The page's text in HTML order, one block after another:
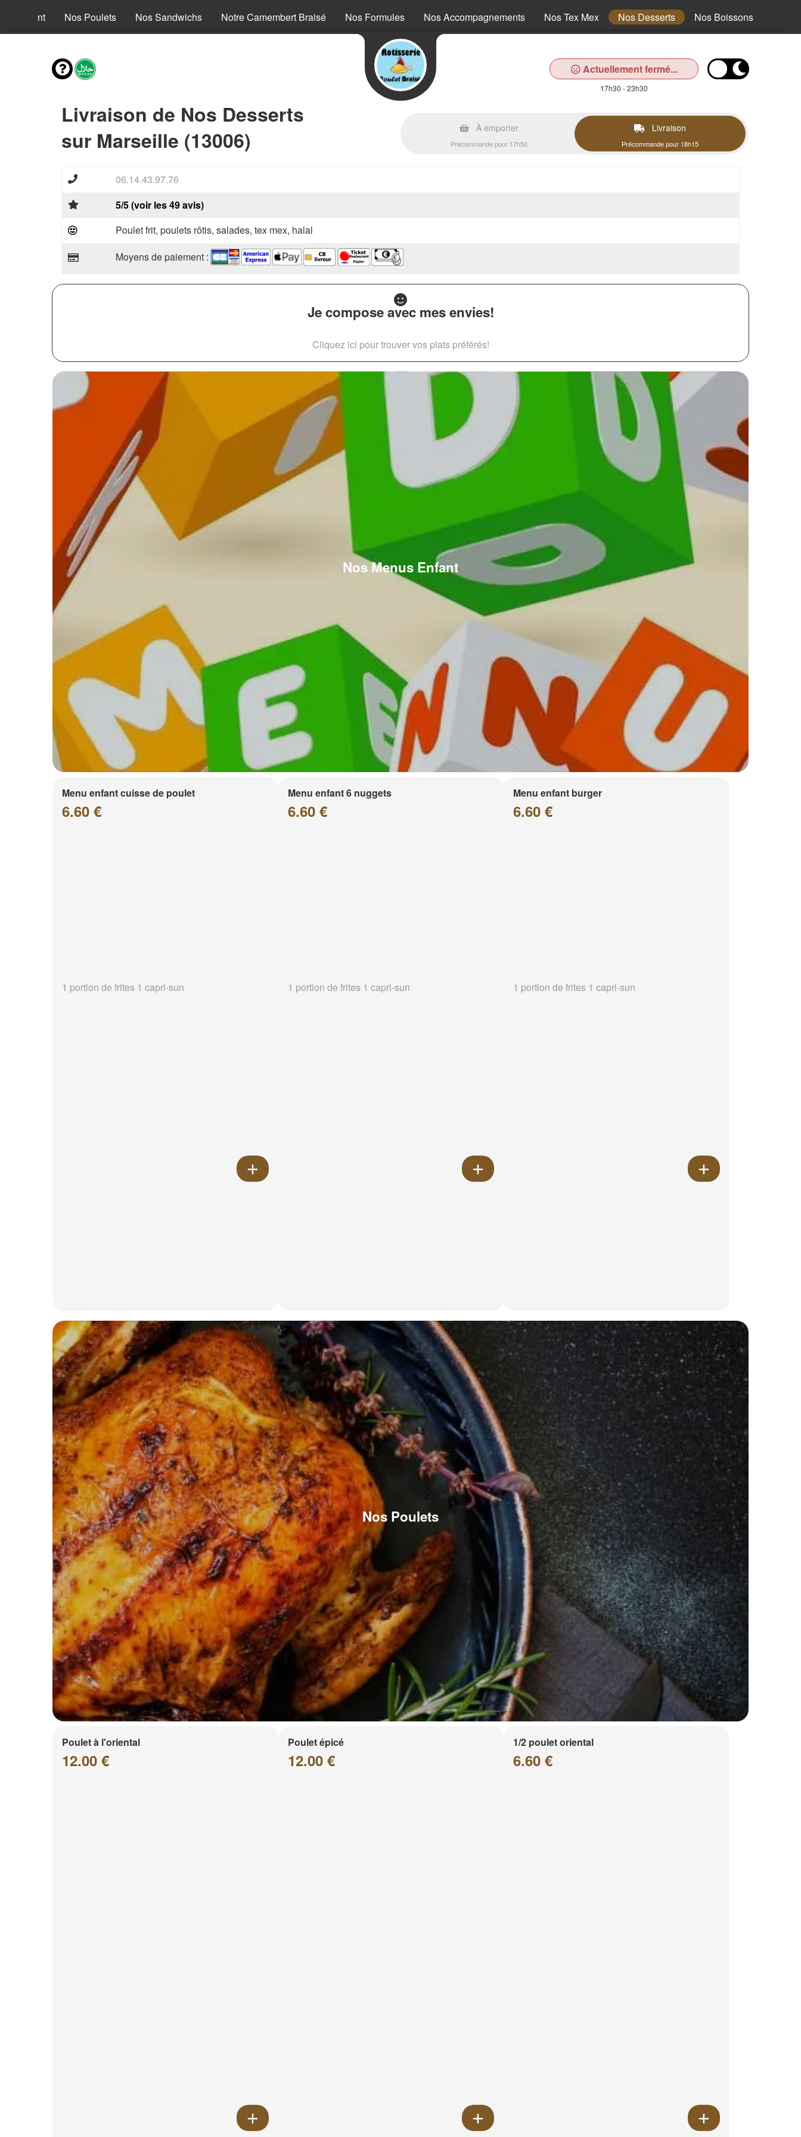
Enfant Nos Poulets Nos Sandwichs Notre Camembert Braisé Nos Formules Nos Accompagnements Nos Tex Mex Nos Desserts Nos Boissons
Actuellement fermé...
17h30 - 23h30
Livraison de Nos Desserts
sur Marseille (13006)
À emporter
Précommande pour 17h50
Livraison
Précommande pour 18h15
06.14.43.97.76
5/5 (voir les 49 avis)
Poulet frit, poulets rôtis, salades, tex mex, halal
Moyens de paiement :
Je compose avec mes envies!
Cliquez ici pour trouver vos plats préférés!
Nos Menus Enfant
Menu enfant cuisse de poulet
6.60 €
1 portion de frites 1 capri-sun
Menu enfant 6 nuggets
6.60 €
1 portion de frites 1 capri-sun
Menu enfant burger
6.60 €
1 portion de frites 1 capri-sun
Nos Poulets
Poulet à l'oriental
12.00 €
Poulet épicé
12.00 €
1/2 poulet oriental
6.60 €